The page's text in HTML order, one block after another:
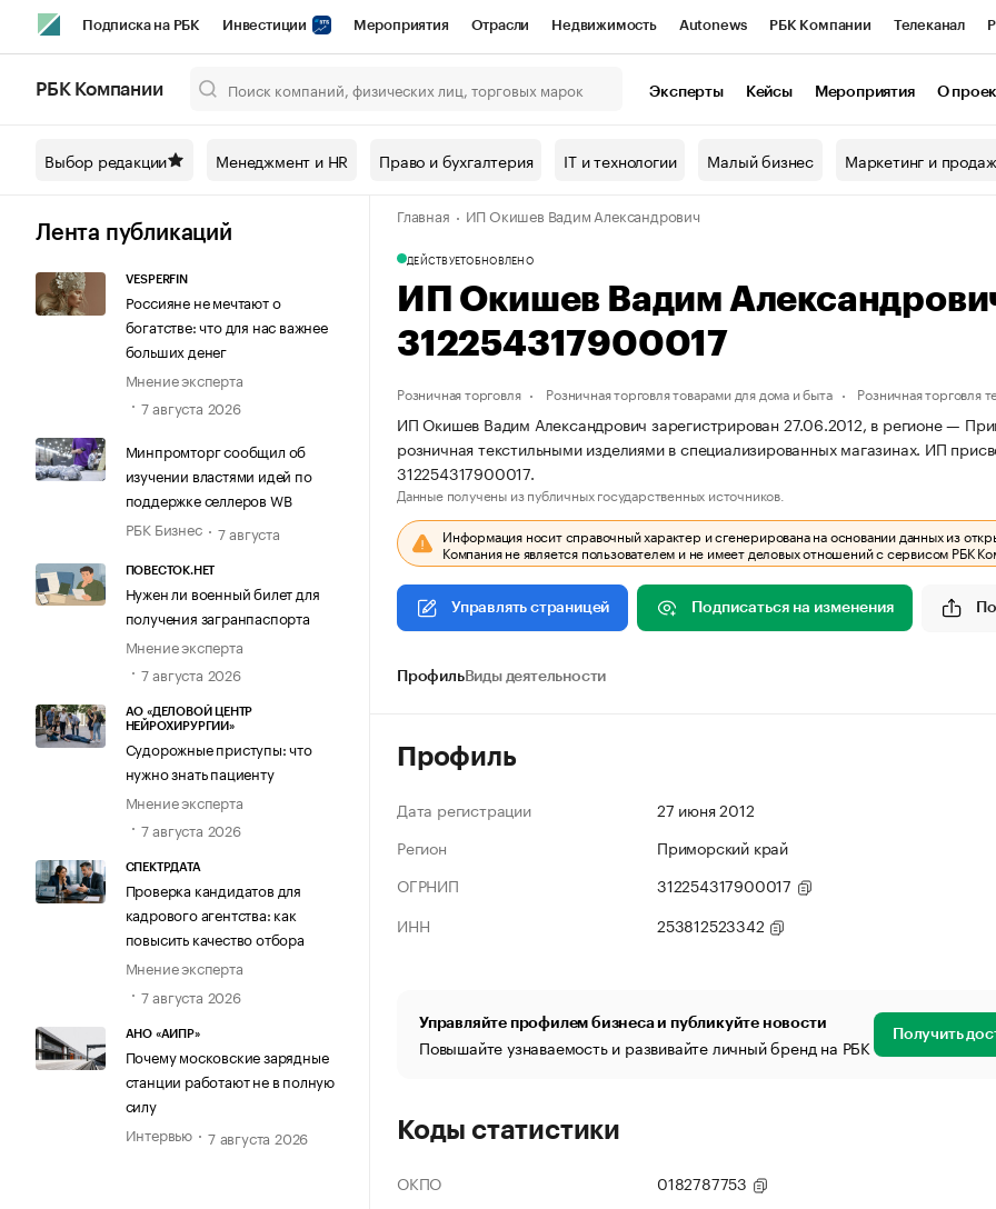
Подписка на РБК Инвестиции Мероприятия Отрасли Недвижимость Autonews РБК Компании Телеканал
Спецпроекты СПб Конференции СПб Спецпроекты Проверка контрагентов
Технологии и медиа Рынок наличной валюты
РБК Компании Эксперты Кейсы Мероприятия О
Выбор редакции Менеджмент и HR Право и бухгалтерия IT и технологии Малый бизнес Маркетинг и
Лента публикаций
VESPERFIN
Россияне не мечтают о
богатстве: что для нас важнее
больших денег
Мнение эксперта
7 августа 2026
Минпромторг сообщил об
изучении властями идей по
поддержке селлеров WB
РБК Бизнес
7 августа
ПОВЕСТОК.НЕТ
Нужен ли военный билет для
получения загранпаспорта
Мнение эксперта
7 августа 2026
АО «ДЕЛОВОЙ ЦЕНТР
НЕЙРОХИРУРГИИ»
Судорожные приступы: что
нужно знать пациенту
Мнение эксперта
7 августа 2026
СПЕКТРДАТА
Проверка кандидатов для
кадрового агентства: как
повысить качество отбора
Мнение эксперта
7 августа 2026
АНО «АИПР»
Почему московские зарядные
станции работают не в полную
силу
Интервью
7 августа 2026
Главная ИП Окишев Вадим Александрович
ДЕЙСТВУЕТОБНОВЛЕНО
ИП Окишев Вадим
312254317900017
Розничная торговля Розничная торговля товарами для дома и быта Розничная торговля
ИП Окишев Вадим Александрович зарегистрирован 27.06.2012, в регионе —
розничная текстильными изделиями в специализированных магазинах. ИП
312254317900017.
Данные получены из публичных государственных источников.
Информация носит справочный характер и сгенерирована на основании данных из
Компания не является пользователем и не имеет деловых отношений с сервисом РБК
Управлять страницей Подписаться на изменения
ПрофильВиды деятельности
Профиль
Дата регистрации
27 июня 2012
Регион
Приморский край
ОГРНИП
312254317900017
ИНН
253812523342
Управляйте профилем бизнеса и публикуйте новости
Повышайте узнаваемость и развивайте личный бренд на РБК Получить
Коды статистики
ОКПО
0182787753